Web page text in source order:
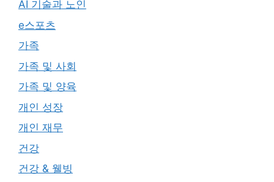
AI 기술과 노인
e스포츠
가족
가족 및 사회
가족 및 양육
개인 성장
개인 재무
건강
건강 & 웰빙